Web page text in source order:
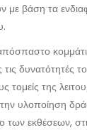
με βάση τα
δυνατότητές
τομείς της
υλοποίηση
εκθέσεων,